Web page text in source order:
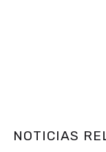
NOTICIAS